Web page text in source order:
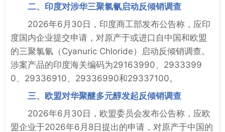
二、印度对涉华三聚氯氰启动反倾销调查
2026年6月30日，印度商工部发布公告称，应印
度国内企业提交申请，对原产于或进口自中国和欧盟
的三聚氯氰（Cyanuric Chloride）启动反倾销调查。
涉案产品的印度海关编码为29163990、2933399
0、29336910、29336990和29337100。
三、欧盟对华聚醚多元醇发起反倾销调查
2026年6月30日，欧盟委员会发布公告称，应欧
盟企业于2026年6月8日提出的申请，对原产于中国的